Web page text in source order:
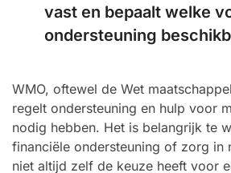
vast en bepaalt welke
ondersteuning
WMO, oftewel de Wet
regelt ondersteuning en hulp voor
nodig hebben. Het is belangrijk te
financiële ondersteuning of zorg in
niet altijd zelf de keuze heeft voor